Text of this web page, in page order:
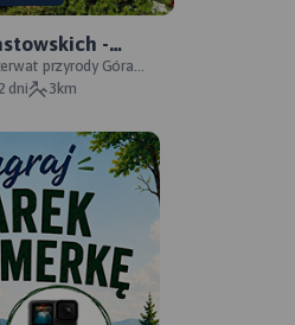
-
przyrody Góra
wałbrzyski
dni 3km